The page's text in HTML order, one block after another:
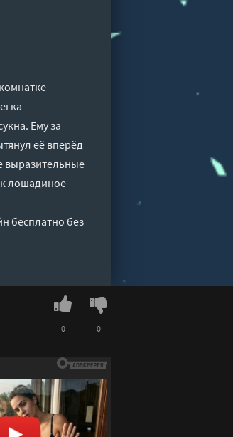
Ему за
её вперёд
выразительные
лошадиное
бесплатно без
0 0